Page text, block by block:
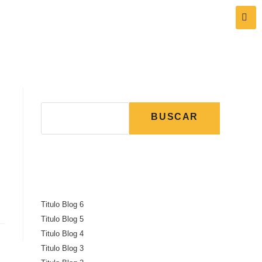
BUSCAR
Titulo Blog 6
Titulo Blog 5
Titulo Blog 4
Titulo Blog 3